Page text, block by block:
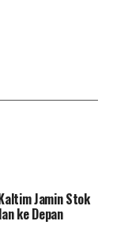
Jamin Stok
ke Depan